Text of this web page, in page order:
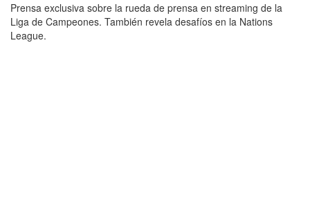
Prensa exclusiva sobre la rueda de prensa en streaming de la
Liga de Campeones. También revela desafíos en la Nations
League.